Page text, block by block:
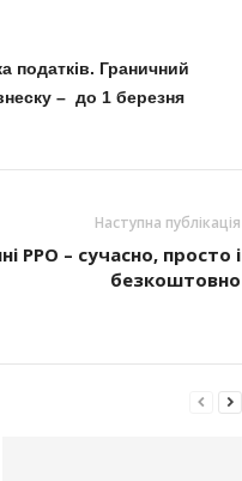
податків. Граничний
– до 1 березня
Наступна публікація
РРО – сучасно, просто і
безкоштовно